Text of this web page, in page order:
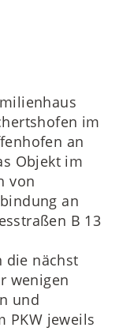
im
an
Objekt im
von
an
B 13
die nächst
wenigen
und
PKW jeweils